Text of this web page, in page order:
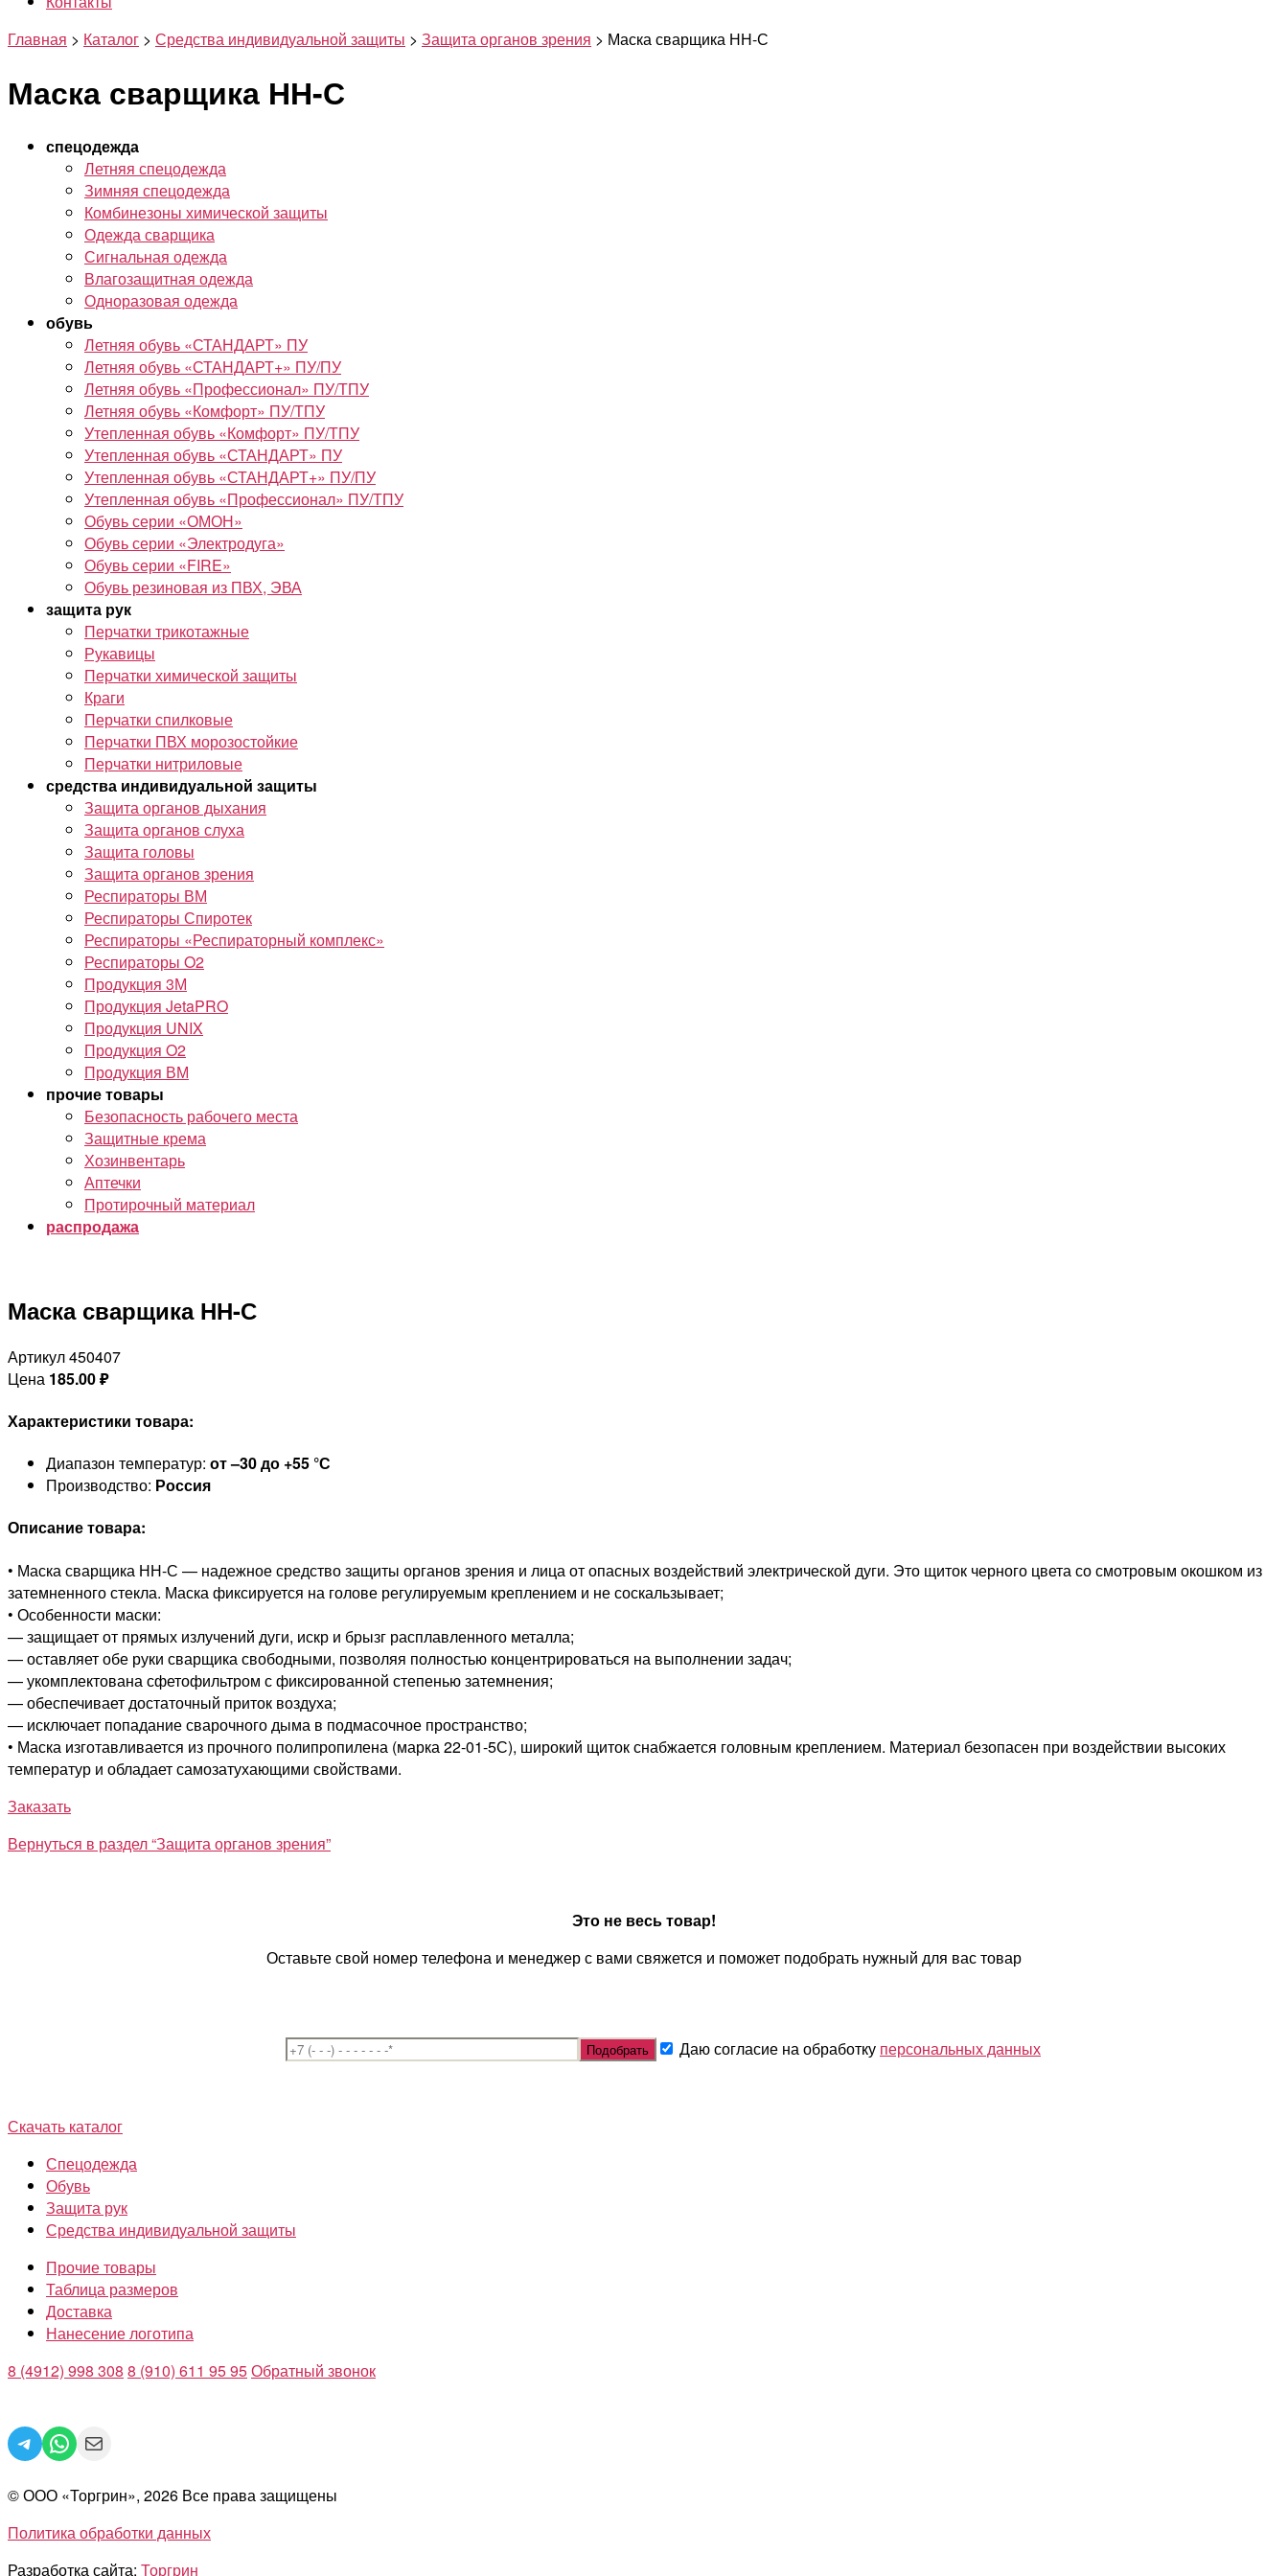
Главная > Каталог > Средства индивидуальной защиты > Защита органов зрения > Маска сварщика НН-С
Маска сварщика НН-С
спецодежда
Летняя спецодежда
Зимняя спецодежда
Комбинезоны химической защиты
Одежда сварщика
Сигнальная одежда
Влагозащитная одежда
Одноразовая одежда
обувь
Летняя обувь «СТАНДАРТ» ПУ
Летняя обувь «СТАНДАРТ+» ПУ/ПУ
Летняя обувь «Профессионал» ПУ/ТПУ
Летняя обувь «Комфорт» ПУ/ТПУ
Утепленная обувь «Комфорт» ПУ/ТПУ
Утепленная обувь «СТАНДАРТ» ПУ
Утепленная обувь «СТАНДАРТ+» ПУ/ПУ
Утепленная обувь «Профессионал» ПУ/ТПУ
Обувь серии «ОМОН»
Обувь серии «Электродуга»
Обувь серии «FIRE»
Обувь резиновая из ПВХ, ЭВА
защита рук
Перчатки трикотажные
Рукавицы
Перчатки химической защиты
Краги
Перчатки спилковые
Перчатки ПВХ морозостойкие
Перчатки нитриловые
средства индивидуальной защиты
Защита органов дыхания
Защита органов слуха
Защита головы
Защита органов зрения
Респираторы ВМ
Респираторы Спиротек
Респираторы «Респираторный комплекс»
Респираторы O2
Продукция 3М
Продукция JetaPRO
Продукция UNIX
Продукция O2
Продукция ВМ
прочие товары
Безопасность рабочего места
Защитные крема
Хозинвентарь
Аптечки
Протирочный материал
распродажа
Маска сварщика НН-С
Артикул 450407
Цена 185.00₽
Характеристики товара:
Диапазон температур: от –30 до +55 °С
Производство: Россия
Описание товара:
• Маска сварщика НН-С — надежное средство защиты органов зрения и лица от опасных воздействий электрической дуги. Это щиток черного цвета со смотровым окошком из
затемненного стекла. Маска фиксируется на голове регулируемым креплением и не соскальзывает;
• Особенности маски:
— защищает от прямых излучений дуги, искр и брызг расплавленного металла;
— оставляет обе руки сварщика свободными, позволяя полностью концентрироваться на выполнении задач;
— укомплектована сфетофильтром с фиксированной степенью затемнения;
— обеспечивает достаточный приток воздуха;
— исключает попадание сварочного дыма в подмасочное пространство;
• Маска изготавливается из прочного полипропилена (марка 22-01-5С), широкий щиток снабжается головным креплением. Материал безопасен при воздействии высоких
температур и обладает самозатухающими свойствами.
Заказать
Вернуться в раздел “Защита органов зрения”
Это не весь товар!
Оставьте свой номер телефона и менеджер с вами свяжется и поможет подобрать нужный для вас товар
Даю согласие на обработку персональных данных
Скачать каталог
Спецодежда
Обувь
Защита рук
Средства индивидуальной защиты
Прочие товары
Таблица размеров
Доставка
Нанесение логотипа
8 (4912) 998 308 8 (910) 611 95 95Обратный звонок
Telegram
WhatsApp
Mail
© ООО «Торгрин», 2026 Все права защищены
Политика обработки данных
Разработка сайта: Торгрин